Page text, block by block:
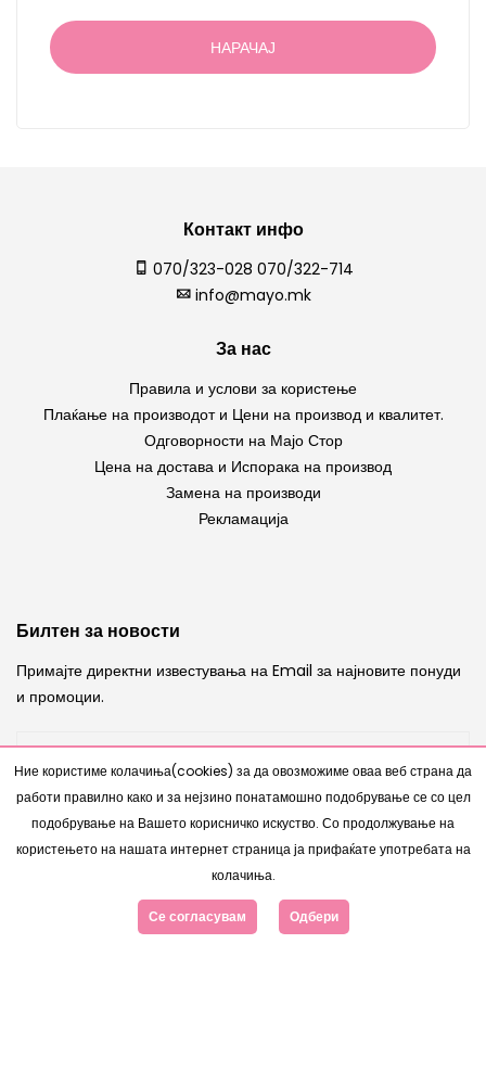
Ние користиме колачиња(cookies) за да овозможиме оваа веб страна да
работи правилно како и за нејзино понатамошно подобрување се со цел
подобрување на Вашето корисничко искуство. Со продолжување на
користењето на нашата интернет страница ја прифаќате употребата на
колачиња.
Се согласувам Одбери
НАРАЧАЈ
Контакт инфо
070/323-028 070/322-714
info@mayo.mk
За нас
Правила и услови за користење
Плаќање на производот и Цени на производ и квалитет.
Одговорности на Мајо Стор
Цена на достава и Испорака на производ
Замена на производи
Рекламација
Билтен за новости
Примајте директни известувања на Email за најновите понуди
и промоции.
ИСПРАТИ
Copyright © 2007 - 2026 | Интернет Продавница